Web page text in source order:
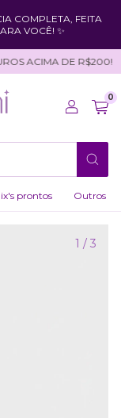
COMPLETA, FEITA
VOCÊ! ✨
ACIMA DE R$200!
0
prontos Outros
1 / 3